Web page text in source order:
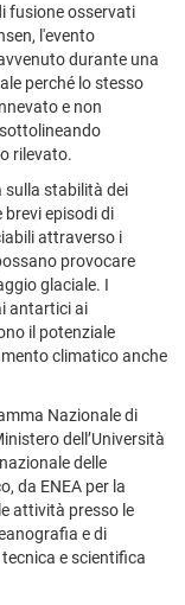
fusione osservati
l'evento
durante una
perché lo stesso
e non
rilevato.
stabilità dei
episodi di
attraverso i
provocare
glaciale. I
antartici ai
il potenziale
climatico anche
Nazionale di
dell’Università
delle
da ENEA per la
attività presso le
e di
e scientifica